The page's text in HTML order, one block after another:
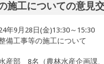
施工についての意見
9月28日(金)13:30～15:30
工事等の施工について
産部 8名（農林水産企画課